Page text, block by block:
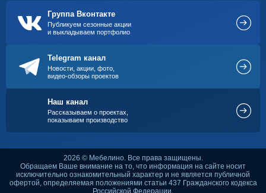
Группа Вконтакте
Публикуем сезонные акции
и выкладываем портфолио
Telegram канал
Новости, акции, фото,
видео-обзоры проектов
Наш канал
Рассказываем о проектах,
показываем производство
2026 © Мебелино. Все права защищены.
Обращаем Ваше внимание на то, что информация на сайте носит
исключительно ознакомительный характер и не является публичной
офертой, определяемая положениями статьи 437 Гражданского кодекса
Российской Федерации.